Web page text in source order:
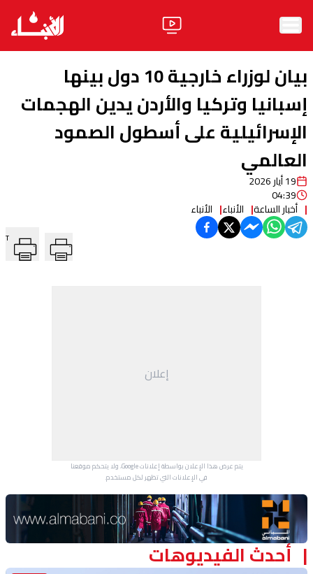
الأخبار
آراء
فيديو
مواقف
وليد جنبلاطالحزب
بيان لوزراء خارجية 10 دول بينها
إسبانيا وتركيا والأردن يدين الهجمات
الإسرائيلية على أسطول الصمود
العالمي
19 أيار 2026
04:39
أخبار الساعة الأنباء الأنباء
T
إعلان
يتم عرض هذا الإعلان بواسطة إعلانات Google، ولا يتحكم موقعنا
في الإعلانات التي تظهر لكل مستخدم.
Advertisement Section
أحدث الفيديوهات